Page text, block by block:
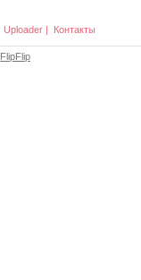
Uploader | Контакты
FlipFlip